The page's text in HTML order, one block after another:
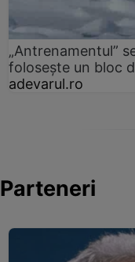
„Antrenamentul”
folosește un bloc
adevarul.ro
Parteneri